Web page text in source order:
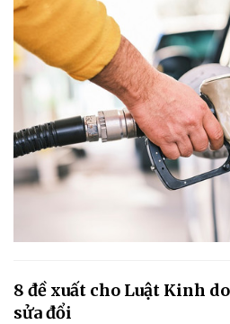
8 đề xuất cho Luật Kinh
sửa đổi